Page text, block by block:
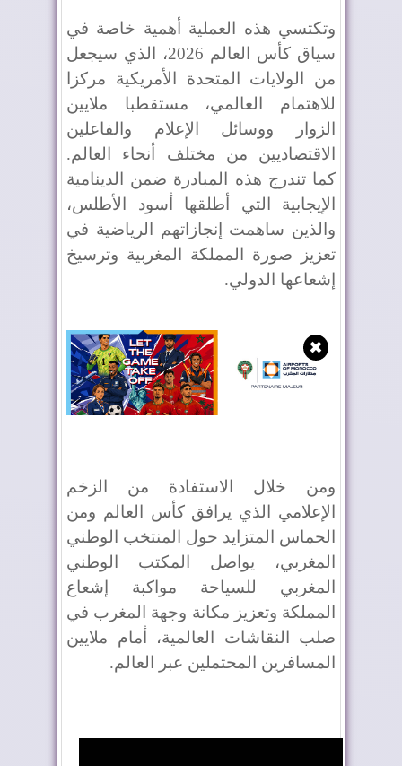
وتكتسي هذه العملية أهمية خاصة في
سياق كأس العالم 2026، الذي سيجعل
من الولايات المتحدة الأمريكية مركزا
للاهتمام العالمي، مستقطبا ملايين
الزوار ووسائل الإعلام والفاعلين
الاقتصاديين من مختلف أنحاء العالم.
كما تندرج هذه المبادرة ضمن الدينامية
الإيجابية التي أطلقها أسود الأطلس،
والذين ساهمت إنجازاتهم الرياضية في
تعزيز صورة المملكة المغربية وترسيخ
إشعاعها الدولي.
✖
ومن خلال الاستفادة من الزخم
الإعلامي الذي يرافق كأس العالم ومن
الحماس المتزايد حول المنتخب الوطني
المغربي، يواصل المكتب الوطني
المغربي للسياحة مواكبة إشعاع
المملكة وتعزيز مكانة وجهة المغرب في
صلب النقاشات العالمية، أمام ملايين
المسافرين المحتملين عبر العالم.